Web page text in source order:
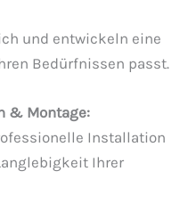
und entwickeln eine
Bedürfnissen passt.
& Montage:
Installation
Ihrer